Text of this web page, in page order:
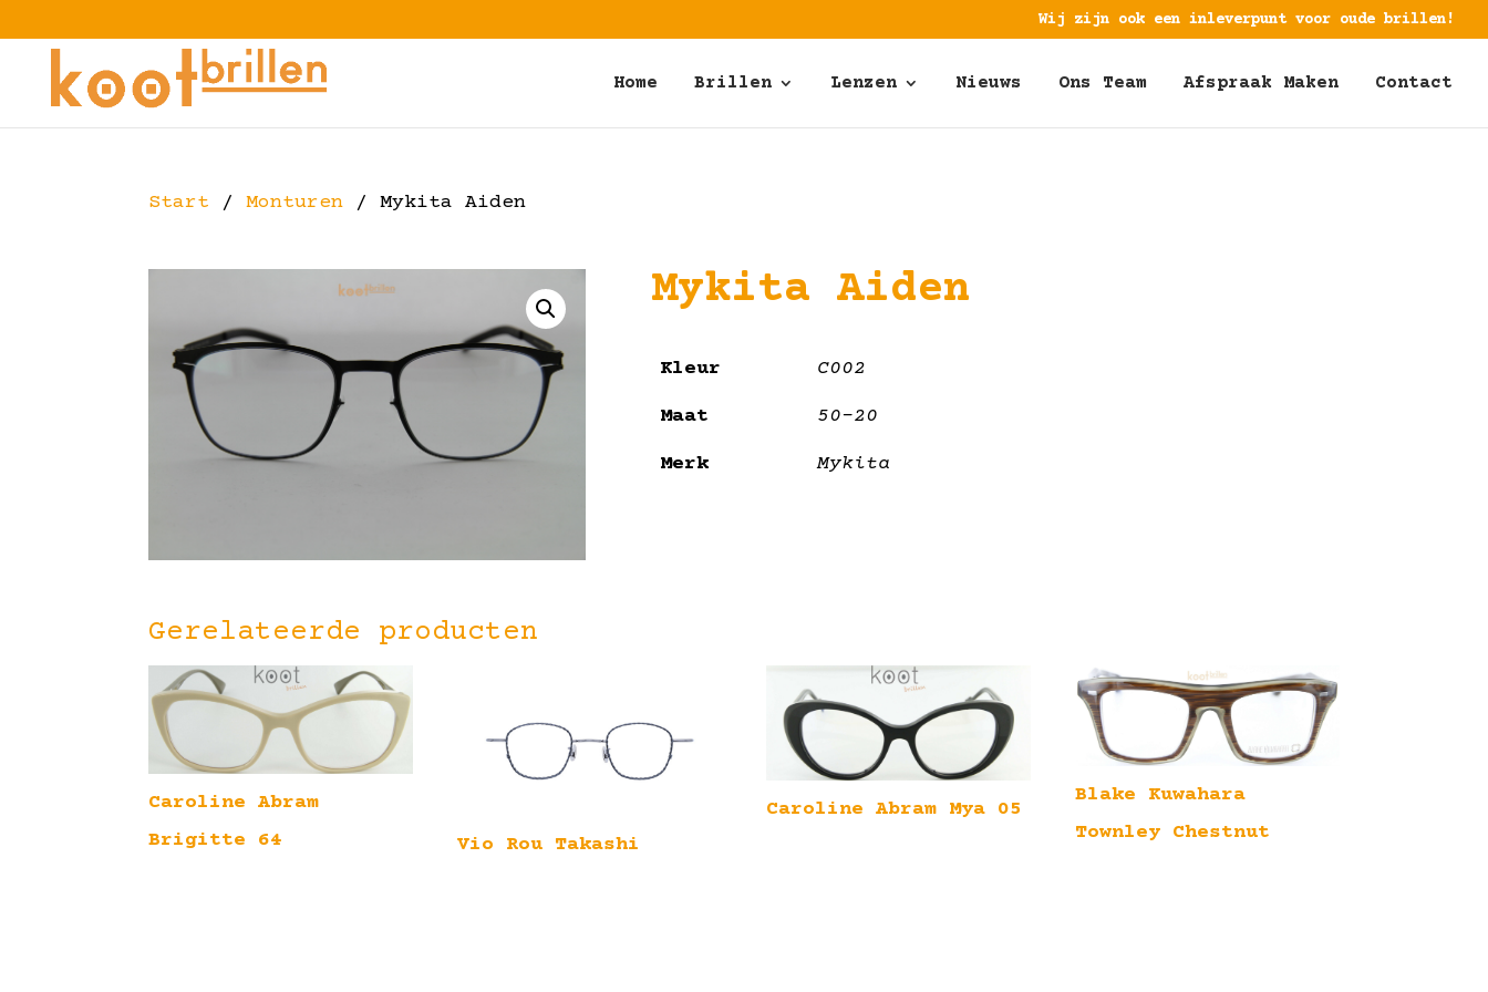
Wij zijn ook een inleverpunt voor oude brillen!
Home Brillen Lenzen Nieuws Ons Team Afspraak Maken Contact
Start /Monturen / Mykita Aiden
Mykita Aiden
Kleur C002
Maat 50-20
Merk Mykita
Gerelateerde producten
Caroline Abram
Brigitte 64
Vio Rou Takashi
Caroline Abram Mya 05
Blake Kuwahara
Townley Chestnut